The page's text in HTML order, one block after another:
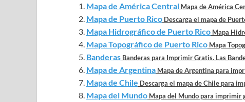
Mapa de América Central Mapa de América
Mapa de Puerto Rico Descarga el mapa de
Mapa Hidrográfico de Puerto Rico Mapa
Mapa Topográfico de Puerto Rico Mapa
Banderas Banderas para Imprimir Gratis. Las
Mapa de Argentina Mapa de Argentina para
Mapa de Chile Descarga el mapa de Chile para
Mapa del Mundo Mapa del Mundo para imprimir